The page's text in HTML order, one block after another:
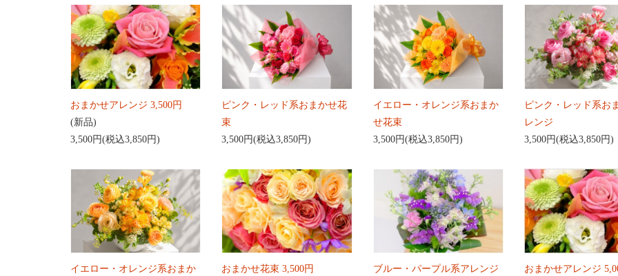
おまかせアレンジ 3,500円
(新品)
3,500円(税込3,850円)
ピンク・レッド系おまかせ花
束
3,500円(税込3,850円)
イエロー・オレンジ系おまか
せ花束
3,500円(税込3,850円)
ピンク・レッド系お
レンジ
3,500円(税込3,850円)
イエロー・オレンジ系おまか
おまかせ花束 3,500円
ブルー・パープル系アレンジ
おまかせアレンジ